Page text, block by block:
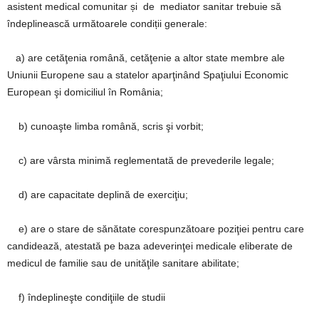
asistent medical comunitar și de mediator sanitar trebuie să
îndeplinească următoarele condiții generale:
a) are cetăţenia română, cetăţenie a altor state membre ale
Uniunii Europene sau a statelor aparţinând Spaţiului Economic
European şi domiciliul în România;
b) cunoaşte limba română, scris şi vorbit;
c) are vârsta minimă reglementată de prevederile legale;
d) are capacitate deplină de exerciţiu;
e) are o stare de sănătate corespunzătoare poziţiei pentru care
candidează, atestată pe baza adeverinţei medicale eliberate de
medicul de familie sau de unităţile sanitare abilitate;
f) îndeplineşte condiţiile de studii